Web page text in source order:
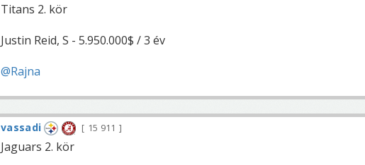
Titans 2. kör
Justin Reid, S - 5.950.000$ / 3 év
@Rajna
vassadi 15 911
Jaguars 2. kör